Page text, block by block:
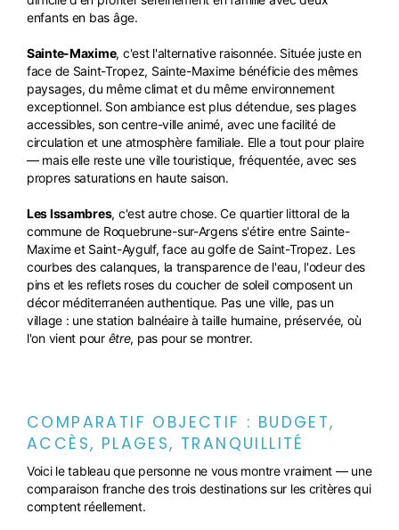
enfants en bas âge.
Sainte-Maxime, c'est l'alternative raisonnée. Située juste en
face de Saint-Tropez, Sainte-Maxime bénéficie des mêmes
paysages, du même climat et du même environnement
exceptionnel. Son ambiance est plus détendue, ses plages
accessibles, son centre-ville animé, avec une facilité de
circulation et une atmosphère familiale. Elle a tout pour plaire
— mais elle reste une ville touristique, fréquentée, avec ses
propres saturations en haute saison.
Les Issambres, c'est autre chose. Ce quartier littoral de la
commune de Roquebrune-sur-Argens s'étire entre Sainte-
Maxime et Saint-Aygulf, face au golfe de Saint-Tropez. Les
courbes des calanques, la transparence de l'eau, l'odeur des
pins et les reflets roses du coucher de soleil composent un
décor méditerranéen authentique. Pas une ville, pas un
village : une station balnéaire à taille humaine, préservée, où
l'on vient pour être, pas pour se montrer.
COMPARATIF OBJECTIF : BUDGET,
ACCÈS, PLAGES, TRANQUILLITÉ
Voici le tableau que personne ne vous montre vraiment — une
comparaison franche des trois destinations sur les critères qui
comptent réellement.